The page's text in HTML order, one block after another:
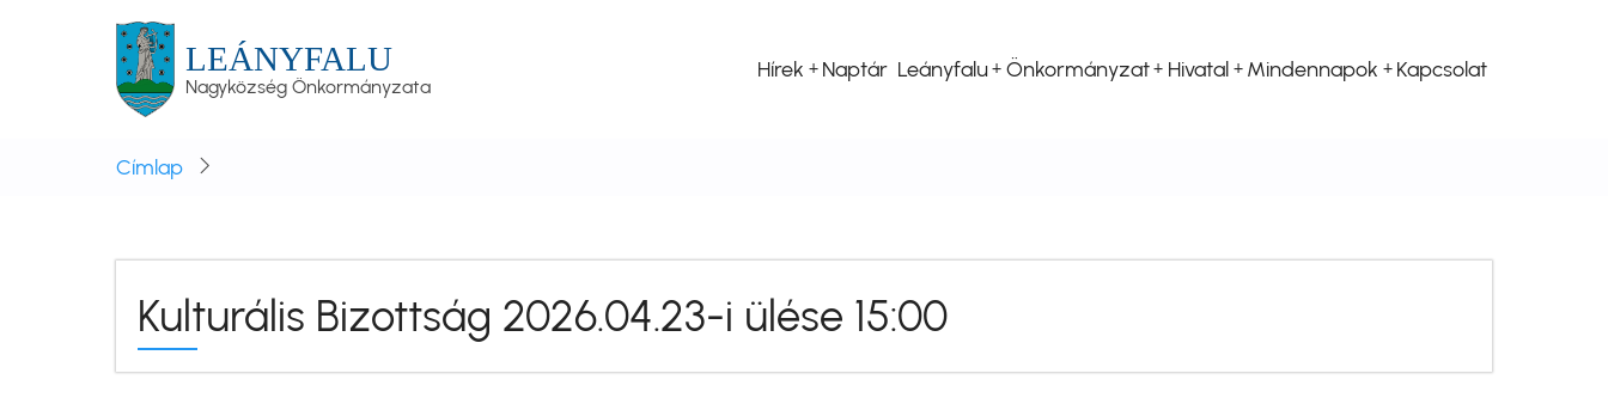
LEÁNYFALU
Nagyközség Önkormányzata
Hírek Naptár Leányfalu Önkormányzat Hivatal Mindennapok Kapcsolat
Címlap
Kulturális Bizottság 2026.04.23-i ülése 15:00